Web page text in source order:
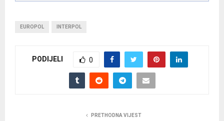
EUROPOL INTERPOL
PODIJELI 0
PRETHODNA VIJEST